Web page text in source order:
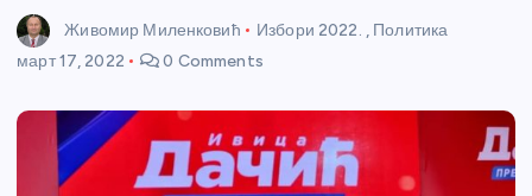
Живомир Миленковић Избори 2022. , Политика
март 17, 2022
0 Comments